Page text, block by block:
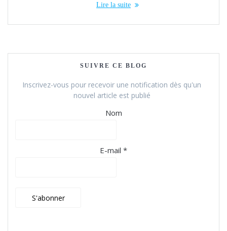
Lire la suite
SUIVRE CE BLOG
Inscrivez-vous pour recevoir une notification dès qu'un
nouvel article est publié
Nom
E-mail *